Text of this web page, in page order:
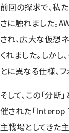
前回の探求で、私
さに触れました。
され、広大な仮想
くれました。しか
とに異なる仕様、
そして、この「分
催された「Interop
主戦場としてきた